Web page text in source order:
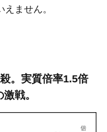
ません。
。実質倍率1.5倍
戦。